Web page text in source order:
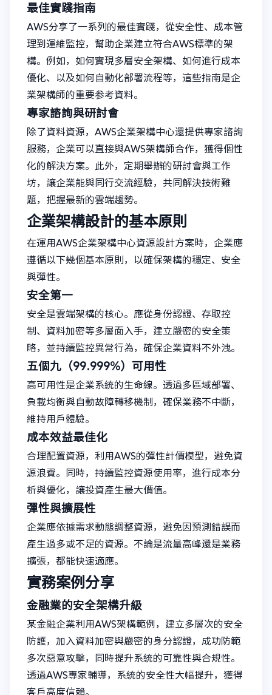
最佳實踐指南
AWS分享了一系列的最佳實踐，從安全性、成本管
理到運維監控，幫助企業建立符合AWS標準的架
構。例如，如何實現多層安全架構、如何進行成本
優化、以及如何自動化部署流程等，這些指南是企
業架構師的重要参考資料。
專家諮詢與研討會
除了資料資源，AWS企業架構中心還提供專家諮詢
服務，企業可以直接與AWS架構師合作，獲得個性
化的解決方案。此外，定期舉辦的研討會與工作
坊，讓企業能與同行交流經驗，共同解決技術難
題，把握最新的雲端趨勢。
企業架構設計的基本原則
在運用AWS企業架構中心資源設計方案時，企業應
遵循以下幾個基本原則，以確保架構的穩定、安全
與彈性。
安全第一
安全是雲端架構的核心。應從身份認證、存取控
制、資料加密等多層面入手，建立嚴密的安全策
略，並持續監控異常行為，確保企業資料不外洩。
五個九（99.999%）可用性
高可用性是企業系統的生命線。透過多區域部署、
負載均衡與自動故障轉移機制，確保業務不中斷，
維持用戶體驗。
成本效益最佳化
合理配置資源，利用AWS的彈性計價模型，避免資
源浪費。同時，持續監控資源使用率，進行成本分
析與優化，讓投資產生最大價值。
彈性與擴展性
企業應依據需求動態調整資源，避免因預測錯誤而
產生過多或不足的資源。不論是流量高峰還是業務
擴張，都能快速適應。
實務案例分享
金融業的安全架構升級
某金融企業利用AWS架構範例，建立多層次的安全
防護，加入資料加密與嚴密的身分認證，成功防範
多次惡意攻擊，同時提升系統的可靠性與合規性。
透過AWS專家輔導，系統的安全性大幅提升，獲得
客戶高度信賴。